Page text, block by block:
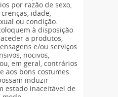
por razão de sexo,
idade,
ou condição.
à disposição
a produtos,
e/ou serviços
nocivos,
em geral, contrários
aos bons costumes.
induzir
estado inaceitável de